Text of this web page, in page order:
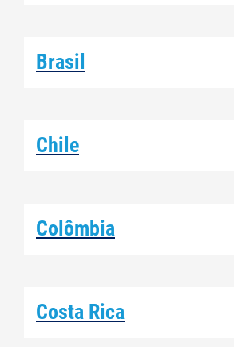
Brasil
Chile
Colômbia
Costa Rica